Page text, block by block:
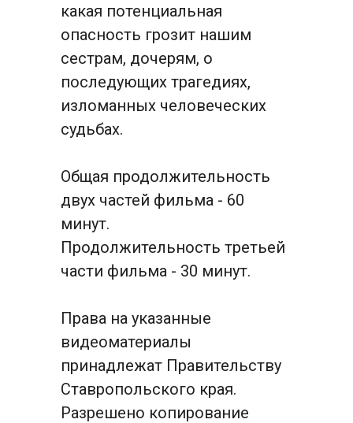
какая потенциальная
опасность грозит нашим
сестрам, дочерям, о
последующих трагедиях,
изломанных человеческих
судьбах.
Общая продолжительность
двух частей фильма - 60
минут.
Продолжительность третьей
части фильма - 30 минут.
Права на указанные
видеоматериалы
принадлежат Правительству
Ставропольского края.
Разрешено копирование